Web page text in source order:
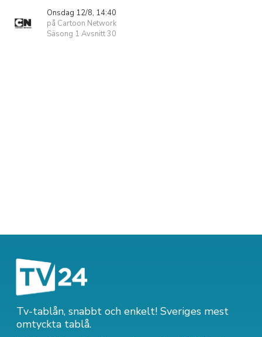
Onsdag 12/8, 14:40
på Cartoon Network
Säsong 1 Avsnitt 30
Tv-tablån, snabbt och enkelt! Sveriges mest
omtyckta tablå.